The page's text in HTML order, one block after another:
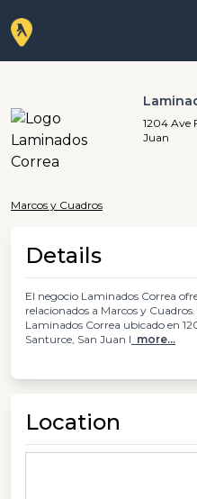
1204 Ave
Juan
Marcos y Cuadros
Details
El negocio Laminados Correa
relacionados a Marcos y
Laminados Correa ubicado en
Santurce, San Juan l more...
Location